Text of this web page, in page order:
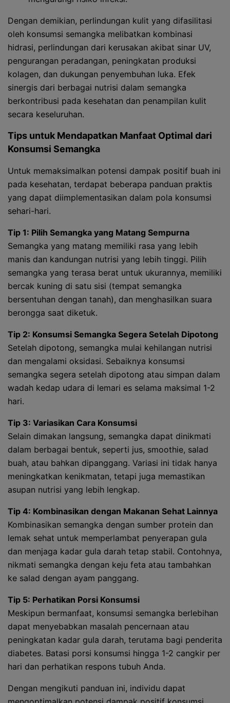
Dengan demikian, perlindungan kulit yang difasilitasi
oleh konsumsi semangka melibatkan kombinasi
hidrasi, perlindungan dari kerusakan akibat sinar UV,
pengurangan peradangan, peningkatan produksi
kolagen, dan dukungan penyembuhan luka. Efek
sinergis dari berbagai nutrisi dalam semangka
berkontribusi pada kesehatan dan penampilan kulit
secara keseluruhan.
Tips untuk Mendapatkan Manfaat Optimal dari
Konsumsi Semangka
Untuk memaksimalkan potensi dampak positif buah ini
pada kesehatan, terdapat beberapa panduan praktis
yang dapat diimplementasikan dalam pola konsumsi
sehari-hari.
Tip 1: Pilih Semangka yang Matang Sempurna
Semangka yang matang memiliki rasa yang lebih
manis dan kandungan nutrisi yang lebih tinggi. Pilih
semangka yang terasa berat untuk ukurannya, memiliki
bercak kuning di satu sisi (tempat semangka
bersentuhan dengan tanah), dan menghasilkan suara
berongga saat diketuk.
Tip 2: Konsumsi Semangka Segera Setelah Dipotong
Setelah dipotong, semangka mulai kehilangan nutrisi
dan mengalami oksidasi. Sebaiknya konsumsi
semangka segera setelah dipotong atau simpan dalam
wadah kedap udara di lemari es selama maksimal 1-2
hari.
Tip 3: Variasikan Cara Konsumsi
Selain dimakan langsung, semangka dapat dinikmati
dalam berbagai bentuk, seperti jus, smoothie, salad
buah, atau bahkan dipanggang. Variasi ini tidak hanya
meningkatkan kenikmatan, tetapi juga memastikan
asupan nutrisi yang lebih lengkap.
Tip 4: Kombinasikan dengan Makanan Sehat Lainnya
Kombinasikan semangka dengan sumber protein dan
lemak sehat untuk memperlambat penyerapan gula
dan menjaga kadar gula darah tetap stabil. Contohnya,
nikmati semangka dengan keju feta atau tambahkan
ke salad dengan ayam panggang.
Tip 5: Perhatikan Porsi Konsumsi
Meskipun bermanfaat, konsumsi semangka berlebihan
dapat menyebabkan masalah pencernaan atau
peningkatan kadar gula darah, terutama bagi penderita
diabetes. Batasi porsi konsumsi hingga 1-2 cangkir per
hari dan perhatikan respons tubuh Anda.
Dengan mengikuti panduan ini, individu dapat